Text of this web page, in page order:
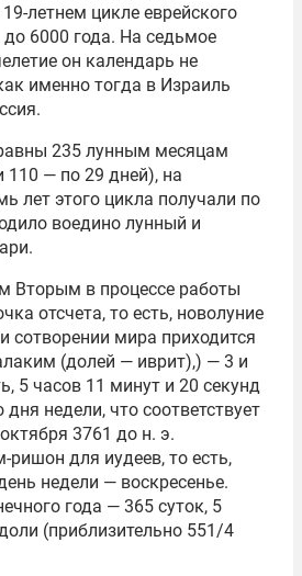
летнем цикле еврейского
6000 года. На седьмое
он календарь не
именно тогда в Израиль
235 лунным месяцам
110 — по 29 дней), на
лет этого цикла получали по
воедино лунный и
Вторым в процессе работы
отсчета, то есть, новолуние
сотворении мира приходится
(долей — иврит),) — 3 и
5 часов 11 минут и 20 секунд
недели, что соответствует
3761 до н. э.
для иудеев, то есть,
недели — воскресенье.
года — 365 суток, 5
(приблизительно 551/4